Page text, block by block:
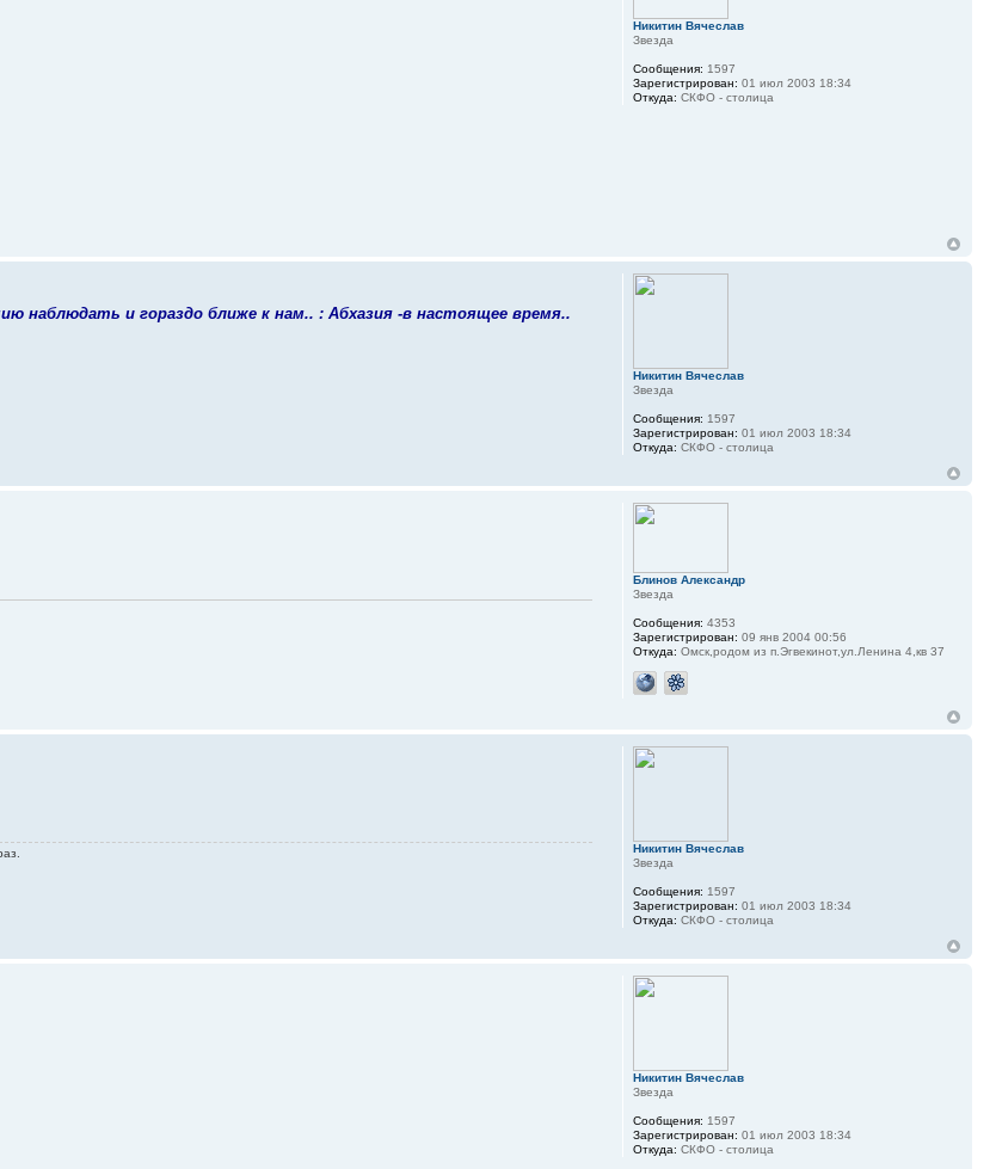
Никитин Вячеслав
Звезда
Сообщения: 1597
Зарегистрирован: 01 июл 2003 18:34
Откуда: СКФО - столица
наблюдать и гораздо ближе к нам.. : Абхазия -в настоящее время..
Никитин Вячеслав
Звезда
Сообщения: 1597
Зарегистрирован: 01 июл 2003 18:34
Откуда: СКФО - столица
Блинов Александр
Звезда
Сообщения: 4353
Зарегистрирован: 09 янв 2004 00:56
Откуда: Омск,родом из п.Эгвекинот,ул.Ленина 4,кв 37
Никитин Вячеслав
Звезда
Сообщения: 1597
Зарегистрирован: 01 июл 2003 18:34
Откуда: СКФО - столица
Никитин Вячеслав
Звезда
Сообщения: 1597
Зарегистрирован: 01 июл 2003 18:34
Откуда: СКФО - столица